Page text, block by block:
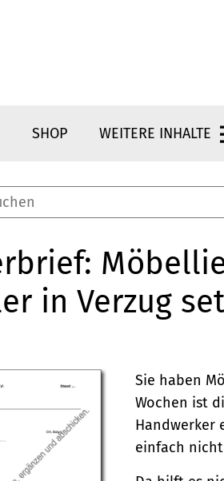
SHOP WEITERE INHALTE
in Verzug
Sie haben
Wochen ist
Handwerker
einfach